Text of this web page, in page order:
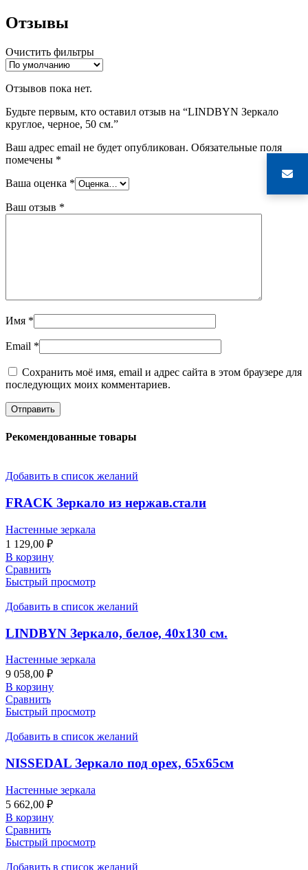
Отзывы
Очистить фильтры
Отзывов пока нет.
Будьте первым, кто оставил отзыв на “LINDBYN Зеркало
круглое, черное, 50 см.”
Ваш адрес email не будет опубликован. Обязательные поля
помечены *
Ваша оценка *
Ваш отзыв *
Имя *
Email *
Сохранить моё имя, email и адрес сайта в этом браузере для
последующих моих комментариев.
Рекомендованные товары
Добавить в список желаний
FRACK Зеркало из нержав.стали
Настенные зеркала
1 129,00 ₽
В корзину
Сравнить
Быстрый просмотр
Добавить в список желаний
LINDBYN Зеркало, белое, 40х130 см.
Настенные зеркала
9 058,00 ₽
В корзину
Сравнить
Быстрый просмотр
Добавить в список желаний
NISSEDAL Зеркало под орех, 65х65см
Настенные зеркала
5 662,00 ₽
В корзину
Сравнить
Быстрый просмотр
Добавить в список желаний